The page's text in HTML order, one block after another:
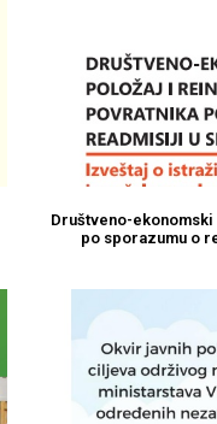
Društveno-
po sporazumu o